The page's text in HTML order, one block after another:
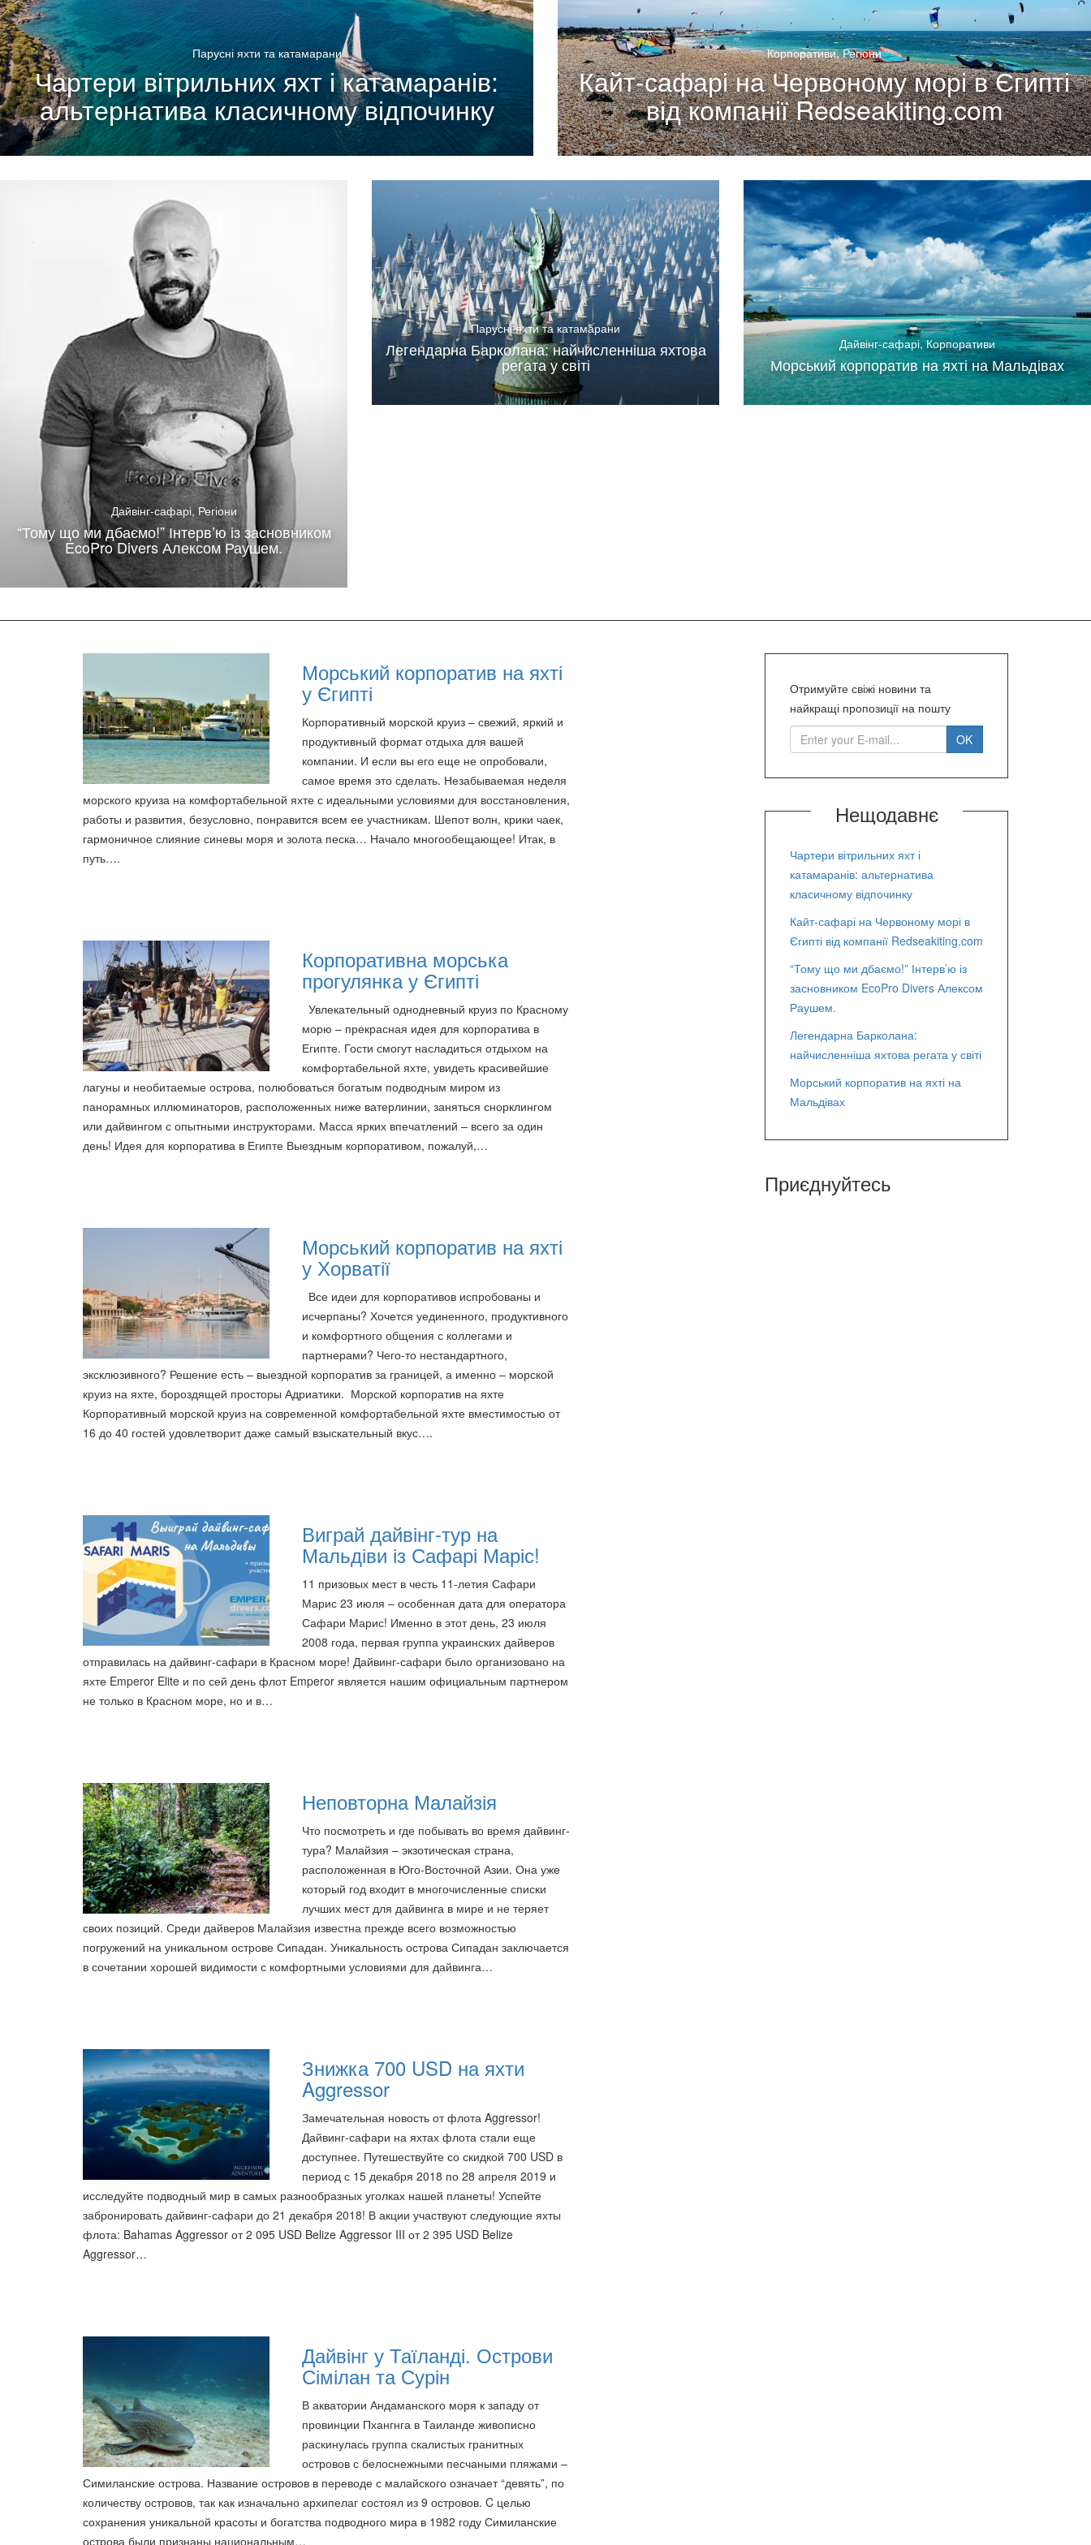
Парусні яхти та катамарани
Чартери вітрильних яхт і катамаранів:
альтернатива класичному відпочинку
Корпоративи,Регіони
Кайт-сафарі на Червоному морі в Єгипті
від компанії Redseakiting.com
Дайвінг-сафарі,Регіони
“Тому що ми дбаємо!” Інтерв’ю із засновником
EcoPro Divers Алексом Раушем.
Парусні яхти та катамарани
Легендарна Барколана: найчисленніша яхтова
регата у світі
Дайвінг-сафарі,Корпоративи
Морський корпоратив на яхті на Мальдівах
Морський корпоратив на яхті
у Єгипті
Корпоративный морской круиз – свежий, яркий и
продуктивный формат отдыха для вашей
компании. И если вы его еще не опробовали,
самое время это сделать. Незабываемая неделя
морского круиза на комфортабельной яхте с идеальными условиями для восстановления,
работы и развития, безусловно, понравится всем ее участникам. Шепот волн, крики чаек,
гармоничное слияние синевы моря и золота песка… Начало многообещающее! Итак, в
путь….
Корпоративна морська
прогулянка у Єгипті
Увлекательный однодневный круиз по Красному
морю – прекрасная идея для корпоратива в
Египте. Гости смогут насладиться отдыхом на
комфортабельной яхте, увидеть красивейшие
лагуны и необитаемые острова, полюбоваться богатым подводным миром из
панорамных иллюминаторов, расположенных ниже ватерлинии, заняться снорклингом
или дайвингом с опытными инструкторами. Масса ярких впечатлений – всего за один
день! Идея для корпоратива в Египте Выездным корпоративом, пожалуй,…
Морський корпоратив на яхті
у Хорватії
Все идеи для корпоративов испробованы и
исчерпаны? Хочется уединенного, продуктивного
и комфортного общения с коллегами и
партнерами? Чего-то нестандартного,
эксклюзивного? Решение есть – выездной корпоратив за границей, а именно – морской
круиз на яхте, бороздящей просторы Адриатики. Морской корпоратив на яхте
Корпоративный морской круиз на современной комфортабельной яхте вместимостью от
16 до 40 гостей удовлетворит даже самый взыскательный вкус….
Виграй дайвінг-тур на
Мальдіви із Сафарі Маріс!
11 призовых мест в честь 11-летия Сафари
Марис 23 июля – особенная дата для оператора
Сафари Марис! Именно в этот день, 23 июля
2008 года, первая группа украинских дайверов
отправилась на дайвинг-сафари в Красном море! Дайвинг-сафари было организовано на
яхте Emperor Elite и по сей день флот Emperor является нашим официальным партнером
не только в Красном море, но и в…
Неповторна Малайзія
Что посмотреть и где побывать во время дайвинг-
тура? Малайзия – экзотическая страна,
расположенная в Юго-Восточной Азии. Она уже
который год входит в многочисленные списки
лучших мест для дайвинга в мире и не теряет
своих позиций. Среди дайверов Малайзия известна прежде всего возможностью
погружений на уникальном острове Сипадан. Уникальность острова Сипадан заключается
в сочетании хорошей видимости с комфортными условиями для дайвинга…
Знижка 700 USD на яхти
Aggressor
Замечательная новость от флота Aggressor!
Дайвинг-сафари на яхтах флота стали еще
доступнее. Путешествуйте со скидкой 700 USD в
период с 15 декабря 2018 по 28 апреля 2019 и
исследуйте подводный мир в самых разнообразных уголках нашей планеты! Успейте
забронировать дайвинг-сафари до 21 декабря 2018! В акции участвуют следующие яхты
флота: Bahamas Aggressor от 2 095 USD Belize Aggressor III от 2 395 USD Belize
Aggressor…
Дайвінг у Таїланді. Острови
Сімілан та Сурін
В акватории Андаманского моря к западу от
провинции Пхангнга в Таиланде живописно
раскинулась группа скалистых гранитных
островов с белоснежными песчаными пляжами –
Симиланские острова. Название островов в переводе с малайского означает “девять”, по
количеству островов, так как изначально архипелаг состоял из 9 островов. C целью
сохранения уникальной красоты и богатства подводного мира в 1982 году Симиланские
острова были признаны национальным…
Отримуйте свіжі новини та
найкращі пропозиції на пошту
Нещодавнє
Чартери вітрильних яхт і
катамаранів: альтернатива
класичному відпочинку
Кайт-сафарі на Червоному морі в
Єгипті від компанії Redseakiting.com
“Тому що ми дбаємо!” Інтерв’ю із
засновником EcoPro Divers Алексом
Раушем.
Легендарна Барколана:
найчисленніша яхтова регата у світі
Морський корпоратив на яхті на
Мальдівах
Приєднуйтесь